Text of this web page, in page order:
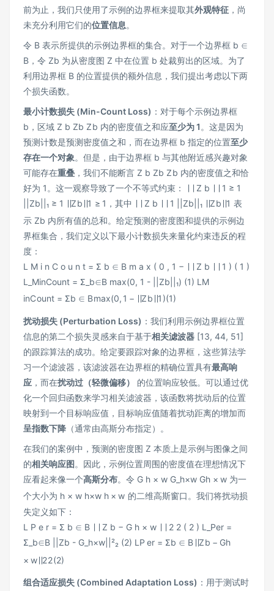
前为止，我们只使用了示例的边界框来提取其外观特征 ，尚
未充分利用它们的位置信息。
令 B 表示所提供的示例边界框的集合。对于一个边界框 b ∈
B，令 Zb 为从密度图 Z 中在位置 b 处裁剪出的区域。为了
利用边界框 B 的位置提供的额外信息，我们提出考虑以下两
个损失函数。
最小计数损失 (Min-Count Loss) ：对于每个示例边界框
b，区域 Z b Zb Zb 内的密度值之和应至少为 1 。这是因为
预测计数是预测密度值之和，而在边界框 b 指定的位置至少
存在一个对象。但是，由于边界框 b 与其他附近感兴趣对象
可能存在重叠 ，我们不能断言 Z b Zb Zb 内的密度值之和恰
好为 1。这一观察导致了一个不等式约束：
∣ ∣ Z b ∣ ∣ 1 ≥ 1
||Zb||₁ ≥ 1 ∣∣Zb ∣∣1 ≥ 1 ，其中 ∣ ∣ Z b ∣ ∣ 1 ||Zb||₁ ∣∣Zb ∣∣1 表
示 Zb 内所有值的总和。给定预测的密度图和提供的示例边
界框集合，我们定义以下最小计数损失来量化约束违反的程
度：
L M i n C o u n t = Σ b ∈ B m a x ( 0 , 1 − ∣ ∣ Z b ∣ ∣ 1 ) ( 1 )
L_MinCount = Σ_b∈B max(0, 1 - ||Zb||₁) (1) L M
inCount = Σb ∈ Bmax(0, 1 − ∣∣Zb 1 )(1)
扰动损失 (Perturbation Loss) ：我们利用示例边界框位置
信息的第二个损失灵感来自于基于相关滤波器 [13, 44, 51]
的跟踪算法的成功。给定要跟踪对象的边界框，这些算法学
习一个滤波器，该滤波器在边界框的精确位置具有最高响
应 ，而在扰动过（轻微偏移）
的位置响应较低。可以通过优
化一个回归函数来学习相关滤波器，该函数将扰动后的位置
映射到一个目标响应值，目标响应值随着扰动距离的增加而
呈指数下降 （通常由高斯分布指定）。
在我们的案例中，预测的密度图 Z 本质上是示例与图像之间
的相关响应图。因此，示例位置周围的密度值在理想情况下
应看起来像一个高斯分布。令 G h × w G_h×w Gh × w 为一
个大小为 h × w h×w h × w 的二维高斯窗口。我们将扰动损
失定义如下：
L P e r = Σ b ∈ B ∣ ∣ Z b − G h × w ∣ ∣ 2 2 ( 2 ) L_Per =
Σ_b∈B ||Zb - G_h×w||²₂ (2) L P er = Σb ∈ B ∣∣Zb − Gh
× w∣∣22(2)
组合适应损失 (Combined Adaptation Loss) ：用于测试时